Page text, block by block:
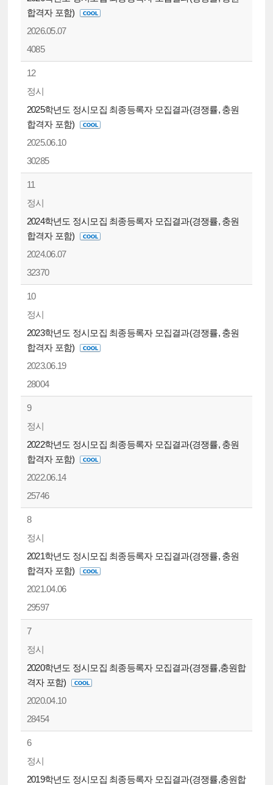
합격자 포함)
2026.05.07
4085
12
정시
2025학년도 정시모집 최종등록자 모집결과(경쟁률, 충원
합격자 포함)
2025.06.10
30285
11
정시
2024학년도 정시모집 최종등록자 모집결과(경쟁률, 충원
합격자 포함)
2024.06.07
32370
10
정시
2023학년도 정시모집 최종등록자 모집결과(경쟁률, 충원
합격자 포함)
2023.06.19
28004
9
정시
2022학년도 정시모집 최종등록자 모집결과(경쟁률, 충원
합격자 포함)
2022.06.14
25746
8
정시
2021학년도 정시모집 최종등록자 모집결과(경쟁률, 충원
합격자 포함)
2021.04.06
29597
7
정시
2020학년도 정시모집 최종등록자 모집결과(경쟁률,충원합
격자 포함)
2020.04.10
28454
6
정시
2019학년도 정시모집 최종등록자 모집결과(경쟁률,충원합